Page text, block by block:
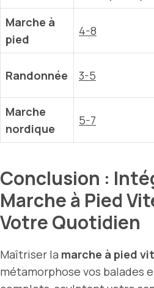
Marche à
pied
4-8
Randonnée 3-5
Marche
nordique
5-7
Conclusion :
Marche à Pied
Votre Quotidien
Maîtriser la marche à pied
métamorphose vos balades